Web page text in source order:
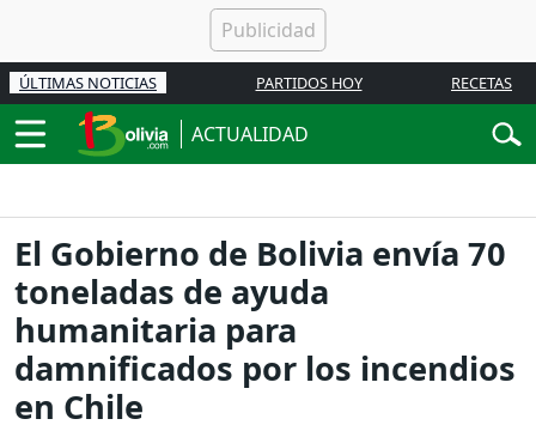
ÚLTIMAS NOTICIAS PARTIDOS HOY RECETAS
ACTUALIDAD
El Gobierno de Bolivia envía 70
toneladas de ayuda
humanitaria para
damnificados por los incendios
en Chile